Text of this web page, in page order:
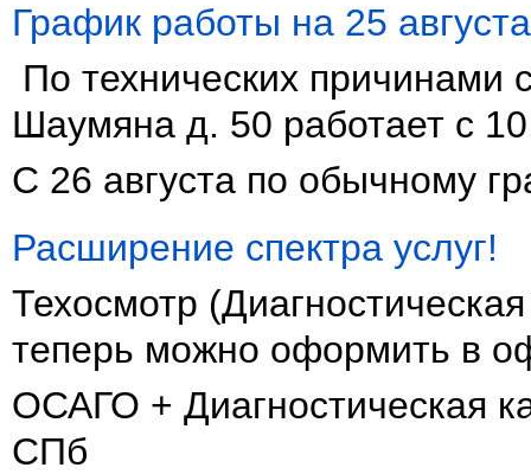
График работы на 25
По технических причинами
Шаумяна д. 50 работает с
С 26 августа по обычному
Расширение спектра услуг!
Техосмотр
теперь можно оформить в
ОСАГО + Диагностическая
СПб